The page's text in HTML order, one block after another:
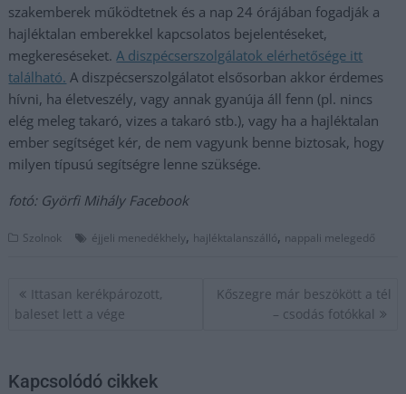
szakemberek működtetnek és a nap 24 órájában fogadják a
hajléktalan emberekkel kapcsolatos bejelentéseket,
megkereséseket.A diszpécserszolgálatok elérhetősége itt
található. A diszpécserszolgálatot elsősorban akkor érdemes
hívni, ha életveszély, vagy annak gyanúja áll fenn (pl. nincs
elég meleg takaró, vizes a takaró stb.), vagy ha a hajléktalan
ember segítséget kér, de nem vagyunk benne biztosak, hogy
milyen típusú segítségre lenne szüksége.
fotó: Györfi Mihály Facebook
Szolnok éjjeli menedékhely, hajléktalanszálló, nappali melegedő
Bejegyzés
navigáció
Ittasan kerékpározott,
baleset lett a vége
Kőszegre már beszökött a tél
– csodás fotókkal
Kapcsolódó cikkek